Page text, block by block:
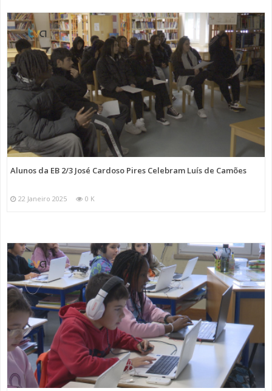
Alunos da EB 2/3 José Cardoso Pires Celebram Luís de Camões
22 Janeiro 2025 0 K